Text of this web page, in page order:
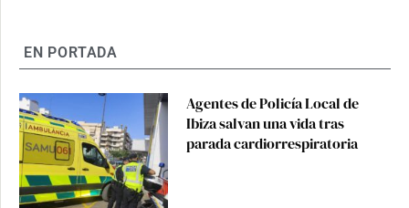
EN PORTADA
Agentes de Policía Local de
Ibiza salvan una vida tras
parada cardiorrespiratoria